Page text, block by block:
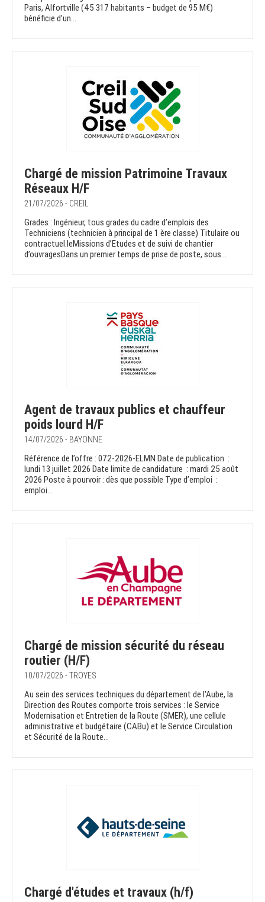
Paris, Alfortville (45 317 habitants – budget de 95 M€)
bénéficie d’un...
Chargé de mission Patrimoine Travaux
Réseaux H/F
21/07/2026 - CREIL
Grades : Ingénieur, tous grades du cadre d’emplois des
Techniciens (technicien à principal de 1 ère classe) Titulaire ou
contractuel.leMissions d’Etudes et de suivi de chantier
d’ouvragesDans un premier temps de prise de poste, sous...
Agent de travaux publics et chauffeur
poids lourd H/F
14/07/2026 - BAYONNE
Référence de l’offre : 072-2026-ELMN Date de publication :
lundi 13 juillet 2026 Date limite de candidature : mardi 25 août
2026 Poste à pourvoir : dès que possible Type d’emploi :
emploi...
Chargé de mission sécurité du réseau
routier (H/F)
10/07/2026 - TROYES
Au sein des services techniques du département de l'Aube, la
Direction des Routes comporte trois services : le Service
Modernisation et Entretien de la Route (SMER), une cellule
administrative et budgétaire (CABu) et le Service Circulation
et Sécurité de la Route...
Chargé d'études et travaux (h/f)